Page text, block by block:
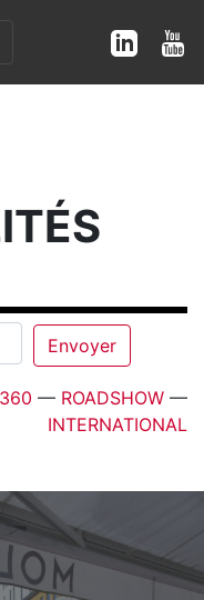
360 — ROADSHOW —
INTERNATIONAL